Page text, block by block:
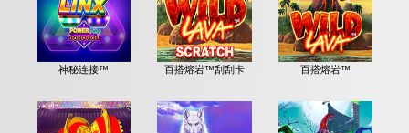
神秘连接™ 百搭熔岩™刮刮卡 百搭熔岩™